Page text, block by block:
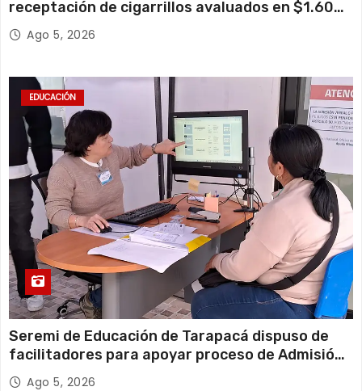
receptación de cigarrillos avaluados en $1.600
millones*
Ago 5, 2026
EDUCACIÓN
Seremi de Educación de Tarapacá dispuso de
facilitadores para apoyar proceso de Admisión
Escolar 2027
Ago 5, 2026